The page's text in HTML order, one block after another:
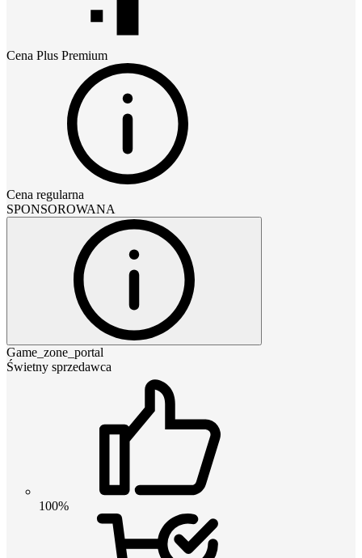
Cena Plus Premium
Cena regularna
SPONSOROWANA
Game_zone_portal
Świetny sprzedawca
100%